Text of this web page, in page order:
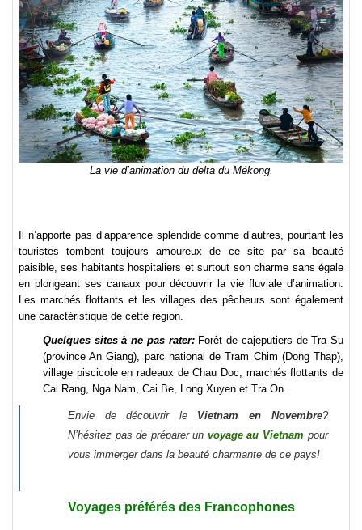
La vie d’animation du delta du Mékong.
Il n’apporte pas d’apparence splendide comme d’autres, pourtant les
touristes tombent toujours amoureux de ce site par sa beauté
paisible, ses habitants hospitaliers et surtout son charme sans égale
en plongeant ses canaux pour découvrir la vie fluviale d’animation.
Les marchés flottants et les villages des pêcheurs sont également
une caractéristique de cette région.
Quelques sites à ne pas rater:Forêt de cajeputiers de Tra Su
(province An Giang), parc national de Tram Chim (Dong Thap),
village piscicole en radeaux de Chau Doc, marchés flottants de
Cai Rang, Nga Nam, Cai Be, Long Xuyen et Tra On.
Envie de découvrir le Vietnam en Novembre?
N’hésitez pas de préparer un voyage au Vietnam pour
vous immerger dans la beauté charmante de ce pays!
Voyages préférés des Francophones